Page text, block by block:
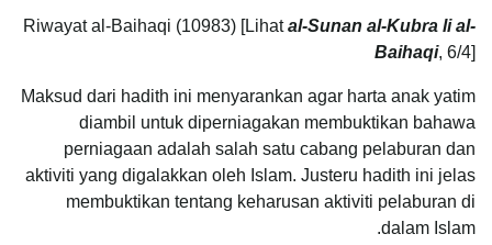
Riwayat al-Baihaqi (10983) [Lihatal-Sunan al-Kubra li al-
Baihaqi, 6/4]
Maksud dari hadith ini menyarankan agar harta anak yatim
diambil untuk diperniagakan membuktikan bahawa
perniagaan adalah salah satu cabang pelaburan dan
aktiviti yang digalakkan oleh Islam. Justeru hadith ini jelas
membuktikan tentang keharusan aktiviti pelaburan di
dalam Islam.